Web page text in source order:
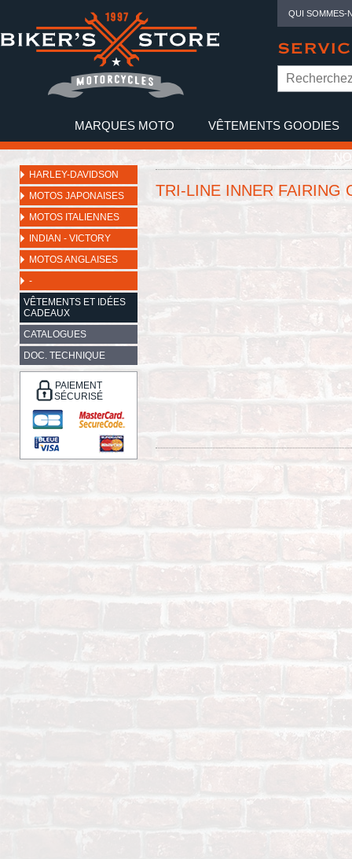
QUI SOMMES-
MARQUES MOTO VÊTEMENTS GOODIES
HARLEY-DAVIDSON
MOTOS JAPONAISES
MOTOS ITALIENNES
INDIAN - VICTORY
MOTOS ANGLAISES
-
VÊTEMENTS ET IDÉES
CADEAUX
CATALOGUES
DOC. TECHNIQUE
PAIEMENT
SÉCURISÉ
TRI-LINE INNER FAIRING